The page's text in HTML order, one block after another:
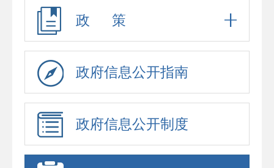
政 策
政府信息公开指南
政府信息公开制度